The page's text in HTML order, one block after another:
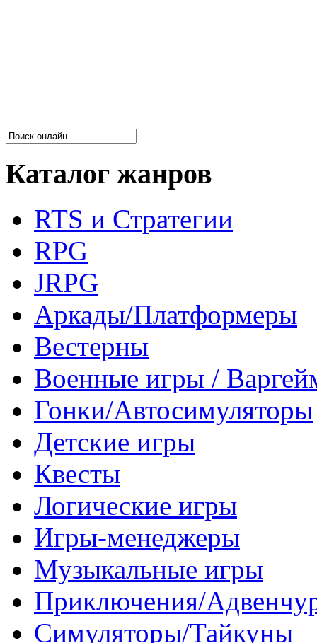
Каталог жанров
RTS и Стратегии
RPG
JRPG
Аркады/Платформеры
Вестерны
Военные игры /
Гонки/Автосимуляторы
Детские игры
Квесты
Логические игры
Игры-менеджеры
Музыкальные игры
Приключения/
Симуляторы/Тайкуны